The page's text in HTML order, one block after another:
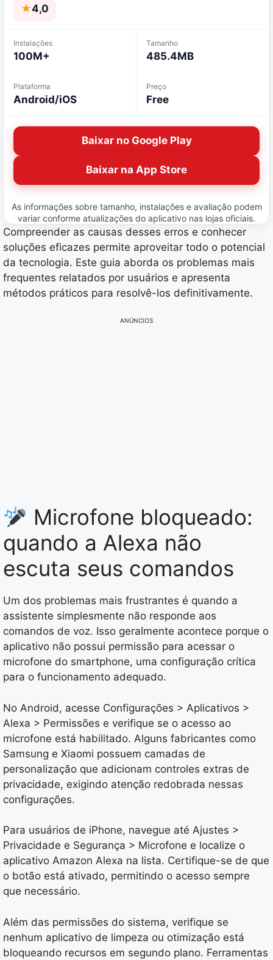
★4,0
Instalações
100M+
Tamanho
485.4MB
Plataforma
Android/iOS
Preço
Free
Baixar no Google Play
Baixar na App Store
As informações sobre tamanho, instalações e avaliação podem
variar conforme atualizações do aplicativo nas lojas oficiais.
Compreender as causas desses erros e conhecer
soluções eficazes permite aproveitar todo o potencial
da tecnologia. Este guia aborda os problemas mais
frequentes relatados por usuários e apresenta
métodos práticos para resolvê-los definitivamente.
ANÚNCIOS
Microfone bloqueado:
quando a Alexa não
escuta seus comandos
Um dos problemas mais frustrantes é quando a
assistente simplesmente não responde aos
comandos de voz. Isso geralmente acontece porque o
aplicativo não possui permissão para acessar o
microfone do smartphone, uma configuração crítica
para o funcionamento adequado.
No Android, acesse Configurações > Aplicativos >
Alexa > Permissões e verifique se o acesso ao
microfone está habilitado. Alguns fabricantes como
Samsung e Xiaomi possuem camadas de
personalização que adicionam controles extras de
privacidade, exigindo atenção redobrada nessas
configurações.
Para usuários de iPhone, navegue até Ajustes >
Privacidade e Segurança > Microfone e localize o
aplicativo Amazon Alexa na lista. Certifique-se de que
o botão está ativado, permitindo o acesso sempre
que necessário.
Além das permissões do sistema, verifique se
nenhum aplicativo de limpeza ou otimização está
bloqueando recursos em segundo plano. Ferramentas